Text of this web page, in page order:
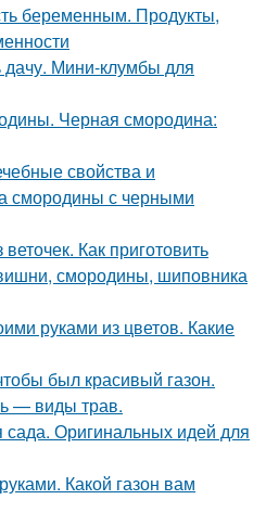
беременным. Продукты,
Мини-клумбы для
Черная смородина:
свойства и
смородины с черными
Как приготовить
смородины, шиповника
руками из цветов. Какие
был красивый газон.
— виды трав.
Оригинальных идей для
Какой газон вам